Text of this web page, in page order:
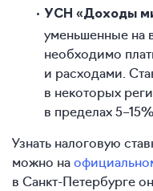
УСН «Доходы
уменьшенные на
необходимо
и расходами.
в некоторых
в пределах 5–15%.
Узнать налоговую
можно на
в Санкт-Петербурге